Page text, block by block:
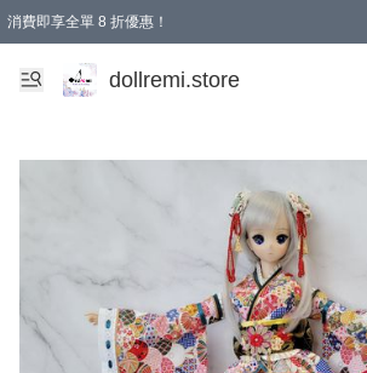
消費即享全單 8 折優惠！
購物滿 HKD 1500.00即享免運費優惠！（適用於 本地
dollremi.store